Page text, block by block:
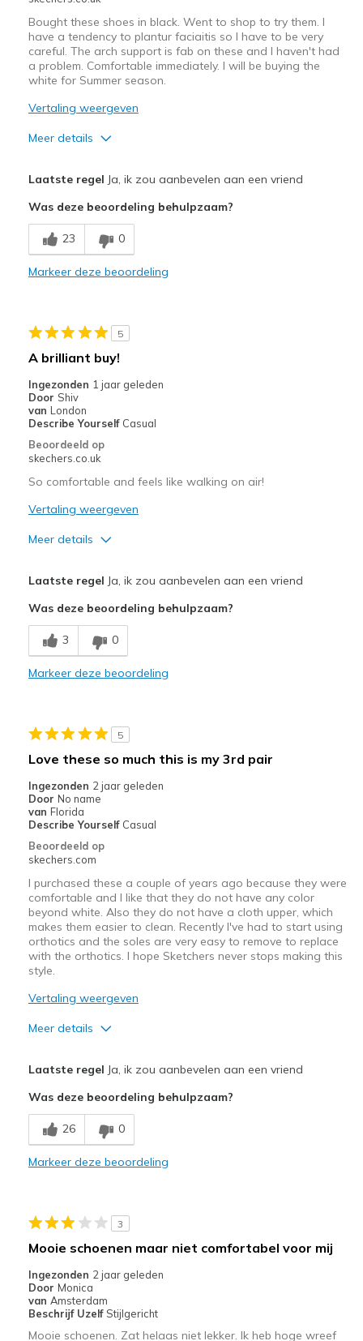
Bought these shoes in black. Went to shop to try them. I
have a tendency to plantur faciaitis so I have to be very
careful. The arch support is fab on these and I haven't had
a problem. Comfortable immediately. I will be buying the
white for Summer season.
Vertaling weergeven
Meer details
Breathe Well
Comfortable
Beste toepassingen
Going Out
View On Shoes
Shoes are for Wearing
Laatste regel Ja, ik zou aanbevelen aan een vriend
Was deze beoordeling behulpzaam?
23 0
Markeer deze beoordeling
5
A brilliant buy!
Ingezonden 1 jaar geleden
Door Shiv
van London
Describe Yourself Casual
Beoordeeld op
skechers.co.uk
So comfortable and feels like walking on air!
Vertaling weergeven
Meer details
Breathe Well
Comfortable
Beste toepassingen
Travel
Width
Sizing
View On Shoes
Shoes are for Wearing
Laatste regel Ja, ik zou aanbevelen aan een vriend
Was deze beoordeling behulpzaam?
3 0
Markeer deze beoordeling
5
Love these so much this is my 3rd pair
Ingezonden 2 jaar geleden
Door No name
van Florida
Describe Yourself Casual
Beoordeeld op
skechers.com
I purchased these a couple of years ago because they were
comfortable and I like that they do not have any color
beyond white. Also they do not have a cloth upper, which
makes them easier to clean. Recently I've had to start using
orthotics and the soles are very easy to remove to replace
with the orthotics. I hope Sketchers never stops making this
style.
Vertaling weergeven
Meer details
Breathe Well
Comfortable
Casual Wear
Width
Sizing
Feels true to size
Laatste regel Ja, ik zou aanbevelen aan een vriend
Was deze beoordeling behulpzaam?
26 0
Markeer deze beoordeling
3
Mooie schoenen maar niet comfortabel voor mij
Ingezonden 2 jaar geleden
Door Monica
van Amsterdam
Beschrijf Uzelf Stijlgericht
Mooie schoenen. Zat helaas niet lekker. Ik heb hoge wreef